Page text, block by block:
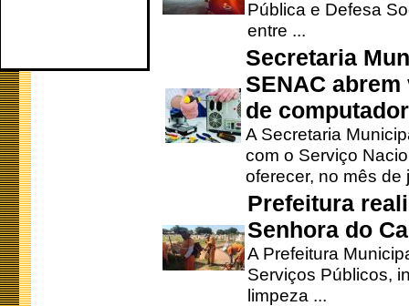
Pública e Defesa
entre ...
Secretaria
SENAC
de
A Secretaria
com o Serviço
oferecer, no mês de
Prefeitura
Senhora do
A Prefeitura
Serviços Públicos,
limpeza ...